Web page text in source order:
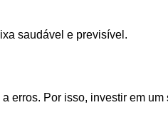
saudável e previsível.
erros. Por isso, investir em